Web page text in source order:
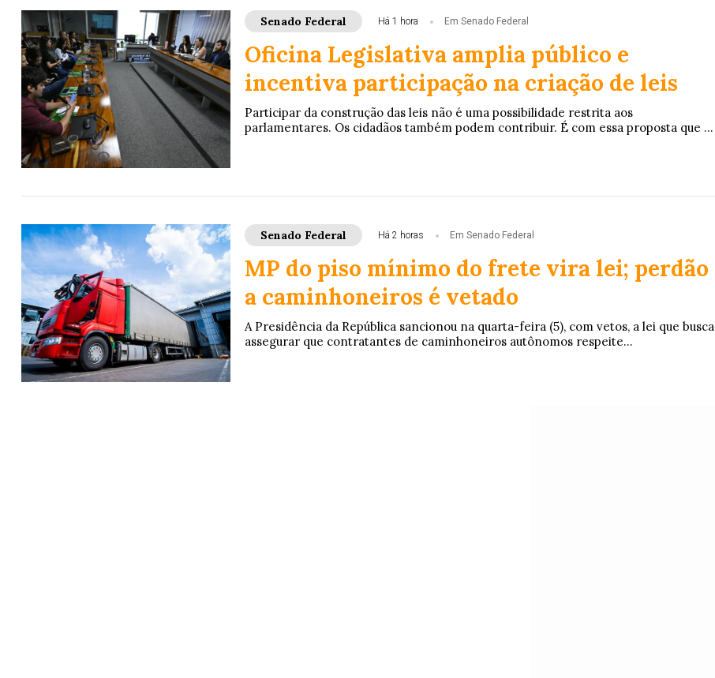
Senado Federal Há 1 hora Em Senado Federal
Oficina Legislativa amplia público e
incentiva participação na criação de leis
Participar da construção das leis não é uma possibilidade restrita aos
parlamentares. Os cidadãos também podem contribuir. É com essa proposta que ...
Senado Federal Há 2 horas Em Senado Federal
MP do piso mínimo do frete vira lei; perdão
a caminhoneiros é vetado
A Presidência da República sancionou na quarta-feira (5), com vetos, a lei que busca
assegurar que contratantes de caminhoneiros autônomos respeite...